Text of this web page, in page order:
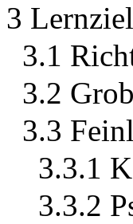
3
3.1
3.2
3.3
3.3.1
3.3.2